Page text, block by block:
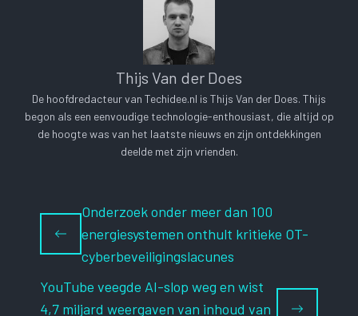
Thijs Van der Does
De hoofdredacteur van Techidee.nl is Thijs Van der Does. Thijs
begon als een eenvoudige technologie-enthousiast, die altijd op
de hoogte was van het laatste nieuws en zijn ontdekkingen
deelde met zijn vrienden.
Onderzoek onder meer dan 100
energiesystemen onthult kritieke OT-
cyberbeveiligingslacunes
YouTube veegde AI-slop weg en wist
4,7 miljard weergaven van inhoud van